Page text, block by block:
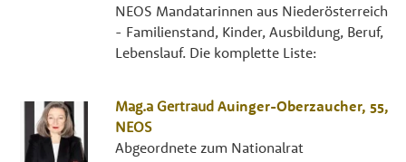
NEOS Mandatarinnen aus Niederösterreich
- Familienstand, Kinder, Ausbildung, Beruf,
Lebenslauf. Die komplette Liste:
Mag.a Gertraud Auinger-Oberzaucher, 55,
NEOS
Abgeordnete zum Nationalrat